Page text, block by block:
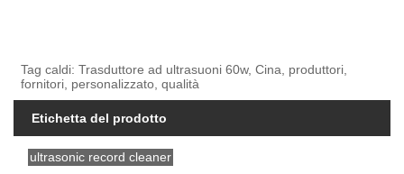
Tag caldi: Trasduttore ad ultrasuoni 60w, Cina, produttori,
fornitori, personalizzato, qualità
Etichetta del prodotto
ultrasonic record cleaner